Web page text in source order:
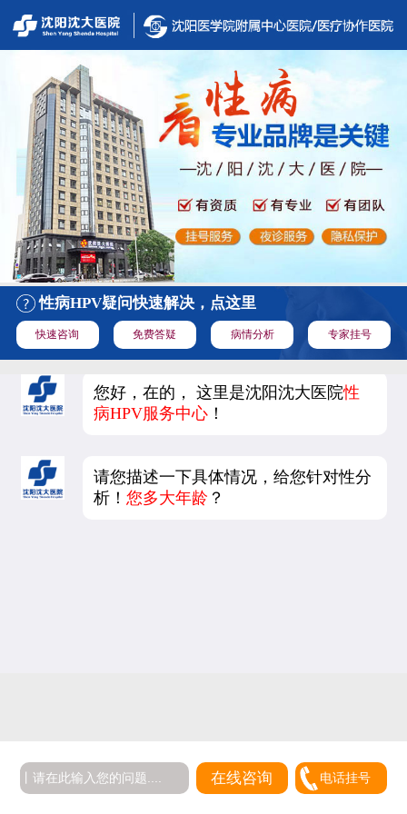
性病HPV疑问快速解决，点这里
快速咨询 免费答疑 病情分析 专家挂号
您好，在的， 这里是沈阳沈大医院性
病HPV服务中心 ！
请您描述一下具体情况，给您针对性分
析！您多大年龄 ？
在线咨询 电话挂号